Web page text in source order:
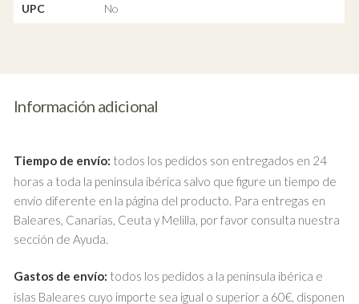
UPC No
Información adicional
Tiempo de envío: todos los pedidos son entregados en 24
horas a toda la península ibérica salvo que figure un tiempo de
envío diferente en la página del producto. Para entregas en
Baleares, Canarias, Ceuta y Melilla, por favor consulta nuestra
sección de Ayuda.
Gastos de envío: todos los pedidos a la península ibérica e
islas Baleares cuyo importe sea igual o superior a 60€, disponen